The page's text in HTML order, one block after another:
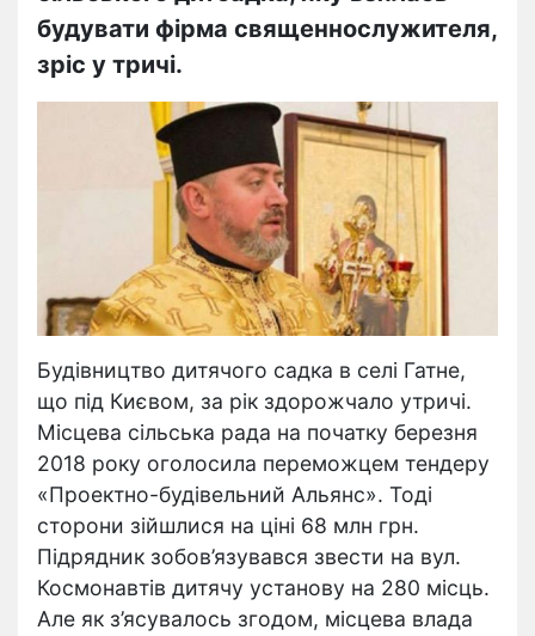
будувати фірма священнослужителя,
зріс у тричі.
Будівництво дитячого садка в селі Гатне,
що під Києвом, за рік здорожчало утричі.
Місцева сільська рада на початку березня
2018 року оголосила переможцем тендеру
«Проектно-будівельний Альянс». Тоді
сторони зійшлися на ціні 68 млн грн.
Підрядник зобов’язувався звести на вул.
Космонавтів дитячу установу на 280 місць.
Але як з’ясувалось згодом, місцева влада